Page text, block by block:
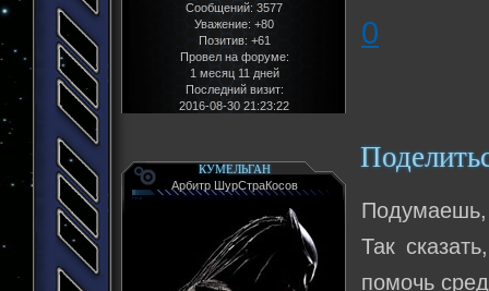
Сообщений: 3577
Уважение: +80
Позитив: +61
Провел на форуме:
1 месяц 11 дней
Последний визит:
2016-08-30 21:23:22
0
КУМЕЛЬГАН
Арбитр ШурСтраКосов
Так
помочь